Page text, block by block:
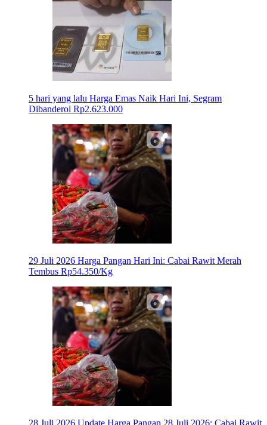
5 hari yang lalu Harga Emas Naik Hari Ini, Segram
Dibanderol Rp2.623.000
29 Juli 2026 Harga Pangan Hari Ini: Cabai Rawit Merah
Tembus Rp54.350/Kg